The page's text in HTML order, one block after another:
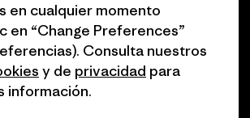
Todos los derechos reservados.
en cualquier momento
en “Change Preferences”
Consulta nuestros
y de privacidad para
información.